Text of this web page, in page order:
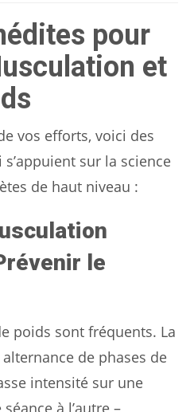
pour
et
vos efforts, voici des
sur la science
de haut niveau :
le
poids sont fréquents. La
de phases de
intensité sur une
à l’autre –